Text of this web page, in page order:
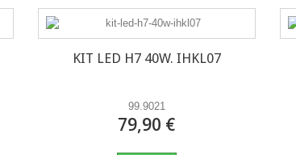
KIT LED H7 40W. IHKL07
99.9021
79,90 €